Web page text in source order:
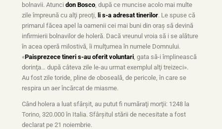
bolnavii. Atunci don Bosco, după ce muncise acolo mai multe
zile împreună cu alţi preoţi,
li s-a adresat tinerilor. Le spuse că
primarul făcea apel la oamenii cei mai buni din oraş să devină
infirmierii bolnavilor de holeră. Dacă vreunul vroia să i se alăture
în acea operă milostivă, îi mulţumea în numele Domnului.
«Paisprezece tineri s-au oferit voluntari, gata să-i împlinească
dorinţa… după câteva zile le-au urmat exemplul alţi treizeci».
Au fost zile toride, pline de oboseală, de pericole, în care se
respira un aer încărcat de miasme.
Când holera a luat sfârşit, au putut fi număraţi morţii: 1248 la
Torino, 320.000 în Italia. Sfârşitul stării de necesitate a fost
declarat pe 21 noiembrie.